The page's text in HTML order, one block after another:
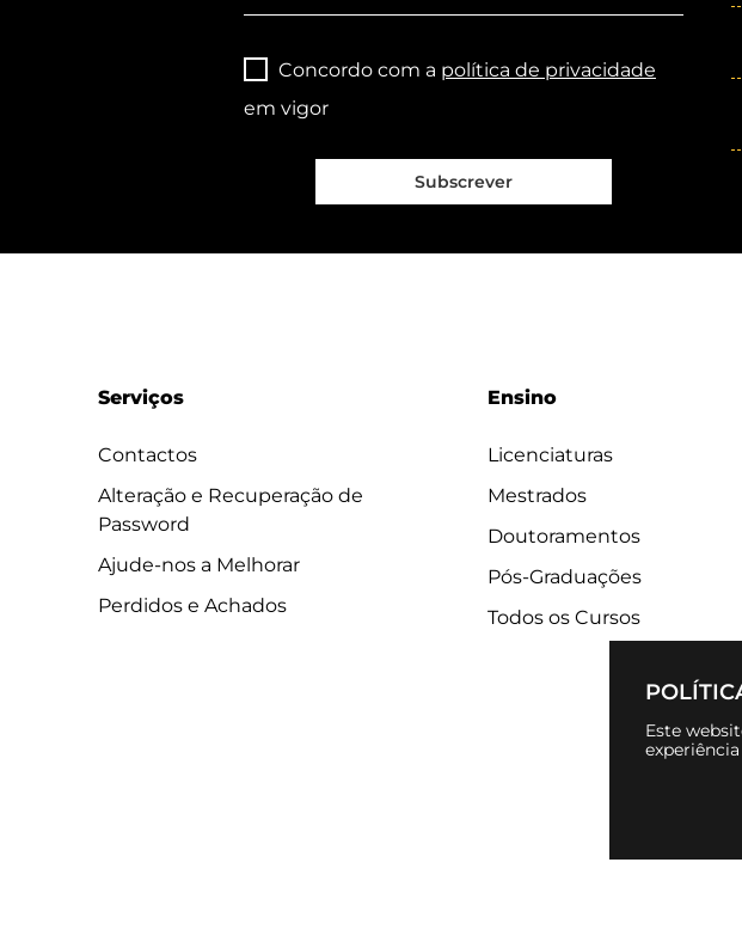
Este
Concordo com a política de privacidade
em vigor
Subscrever
Serviços
Contactos
Alteração e Recuperação de
Password
Ajude-nos a Melhorar
Perdidos e Achados
Ensino
Licenciaturas
Mestrados
Doutoramentos
Pós-Graduações
Todos os Cursos